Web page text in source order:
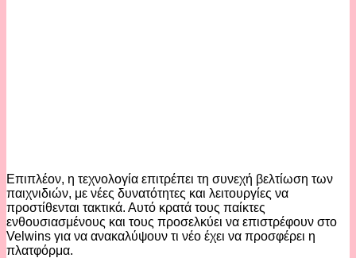
Επιπλέον, η τεχνολογία επιτρέπει τη συνεχή βελτίωση των
παιχνιδιών, με νέες δυνατότητες και λειτουργίες να
προστίθενται τακτικά. Αυτό κρατά τους παίκτες
ενθουσιασμένους και τους προσελκύει να επιστρέφουν στο
Velwins για να ανακαλύψουν τι νέο έχει να προσφέρει η
πλατφόρμα.